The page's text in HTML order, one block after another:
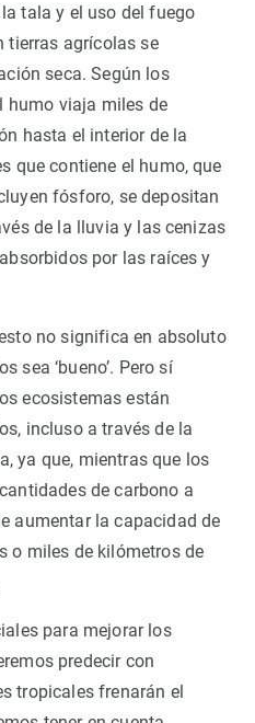
tala y el uso del fuego
tierras agrícolas se
seca. Según los
humo viaja miles de
hasta el interior de la
que contiene el humo, que
fósforo, se depositan
de la lluvia y las cenizas
por las raíces y
no significa en absoluto
sea ‘bueno’. Pero sí
ecosistemas están
incluso a través de la
ya que, mientras que los
de carbono a
aumentar la capacidad de
o miles de kilómetros de
para mejorar los
predecir con
tropicales frenarán el